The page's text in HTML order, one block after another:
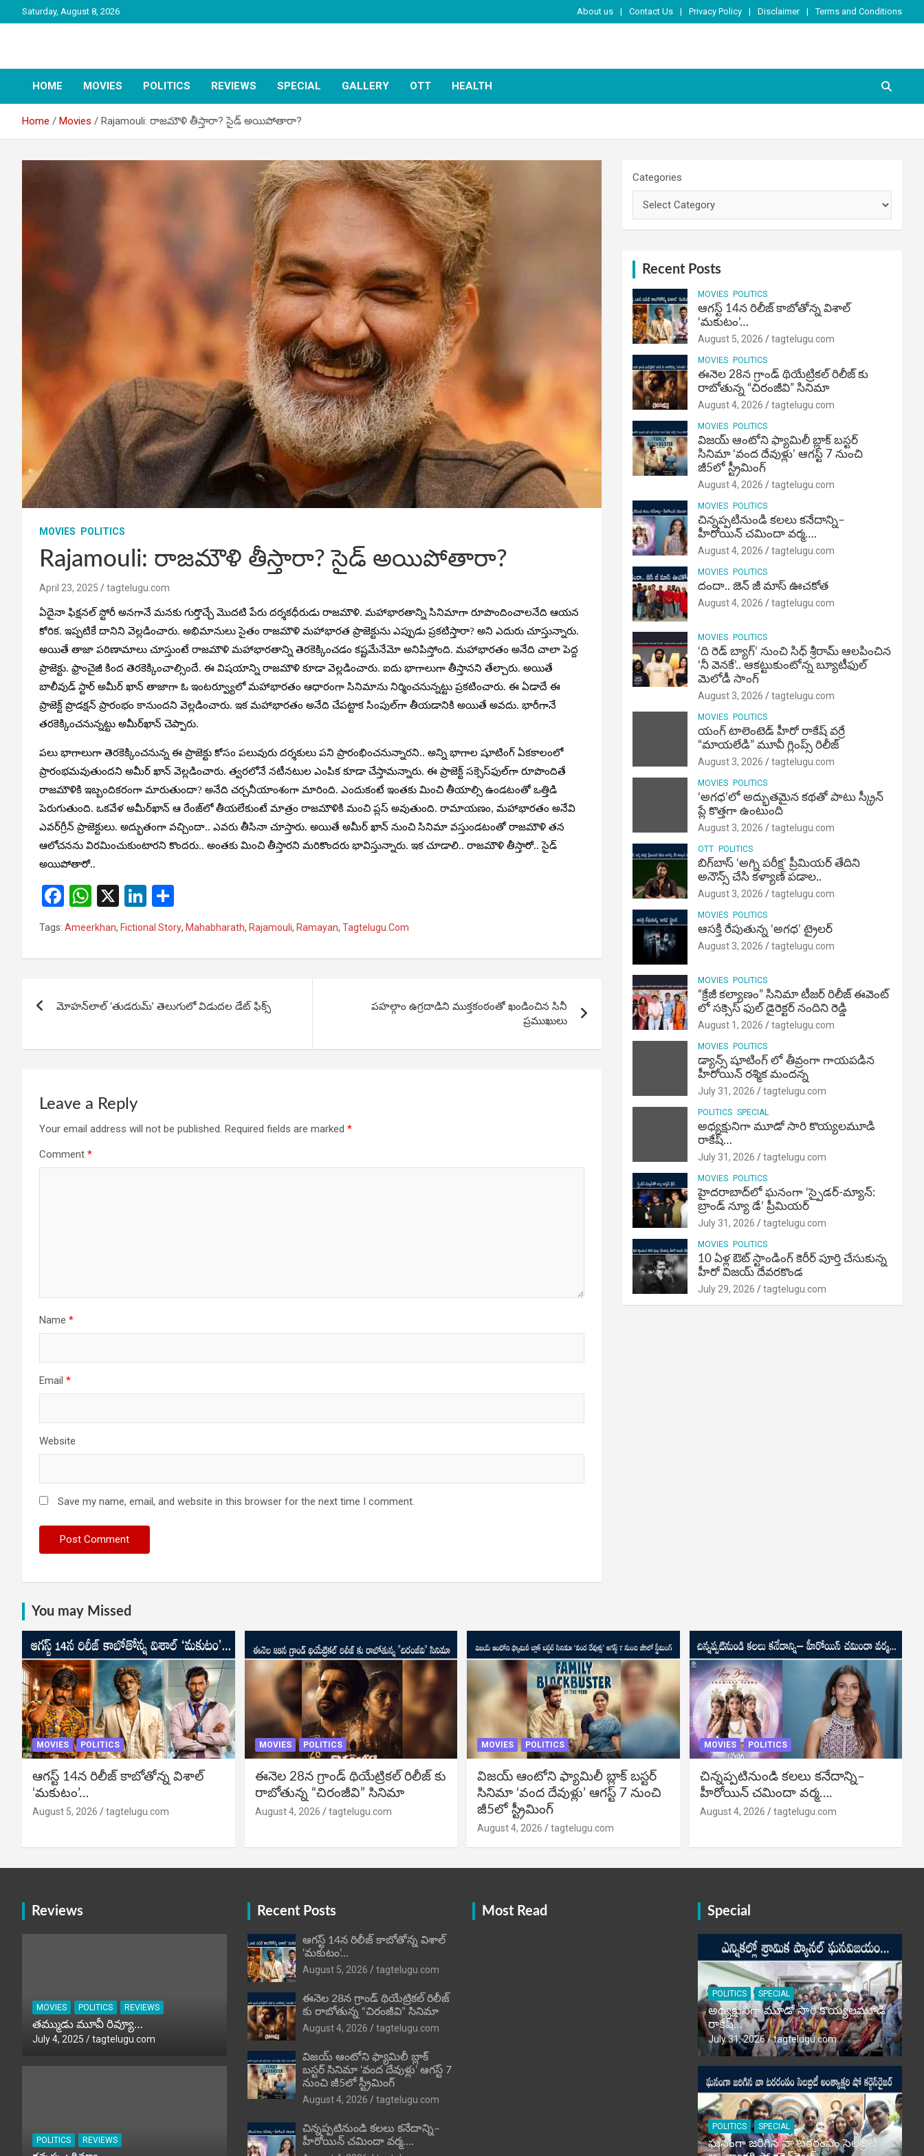
to
Saturday, August 8, 2026 About us Contact Us Privacy Policy Disclaimer Terms and Conditions
Tag Telugu
HOME MOVIES POLITICS REVIEWS SPECIAL GALLERY OTT HEALTH
Home Movies Rajamouli: రాజమౌళి తీస్తారా? సైడ్ అయిపోతారా?
MOVIES POLITICS
Rajamouli: రాజమౌళి తీస్తారా? సైడ్ అయిపోతారా?
April 23, 2025 tagtelugu.com
ఏదైనా ఫిక్షనల్ స్టోరీ అనగానే మనకు గుర్తొచ్చే మొదటి పేరు దర్శకధీరుడు రాజమౌళి. మహాభారతాన్ని సినిమాగా రూపొందించాలనేది ఆయన
కోరిక. ఇప్పటికే దానిని వెల్లడించారు. అభిమానులు సైతం రాజమౌళి మహాభారత ప్రాజెక్టును ఎప్పుడు ప్రకటిస్తారా? అని ఎదురు చూస్తున్నారు.
అయితే తాజా పరిణామాలు చూస్తుంటే రాజమౌళి మహాభారతాన్ని తెరకెక్కించడం కష్టమేనేమో అనిపిస్తోంది. మహాభారతం అనేది చాలా పెద్ద
ప్రాజెక్టు. ఫ్రాంచైజీ కింద తెరకెక్కించాల్సిందే. ఈ విషయాన్ని రాజమౌళి కూడా వెల్లడించారు. ఐదు భాగాలుగా తీస్తానని తేల్చారు. అయితే
బాలీవుడ్ స్టార్ అమీర్ ఖాన్ తాజాగా ఓ ఇంటర్వ్యూలో మహాభారతం ఆధారంగా సినిమాను నిర్మించనున్నట్టు ప్రకటించారు. ఈ ఏడాదే ఈ
ప్రాజెక్ట్ ప్రొడక్షన్ ప్రారంభం కానుందని వెల్లడించారు. ఇక మహాభారతం అనేది చేపట్టాక సింపుల్‌గా తీయడానికి అయితే అవదు. భారీగానే
తరకెక్కించనున్నట్టు అమీర్‌ఖాన్ చెప్పారు.
పలు భాగాలుగా తెరకెక్కించనున్న ఈ ప్రాజెక్టు కోసం పలువురు దర్శకులు పని ప్రారంభించనున్నారని.. అన్ని భాగాల షూటింగ్ ఏకకాలంలో
ప్రారంభమవుతుందని అమీర్ ఖాన్ వెల్లడించారు. త్వరలోనే నటీనటుల ఎంపిక కూడా చేస్తామన్నారు. ఈ ప్రాజెక్ట్ సక్సెస్‌ఫుల్‌గా రూపొందితే
రాజమౌళికి ఇబ్బందికరంగా మారుతుందా? అనేది చర్చనీయాంశంగా మారింది. ఎందుకంటే ఇంతకు మించి తీయాల్సి ఉండటంతో ఒత్తిడి
పెరుగుతుంది. ఒకవేళ అమీర్‌ఖాన్ ఆ రేంజ్‌లో తీయలేకుంటే మాత్రం రాజమౌళికి మంచి ప్లస్ అవుతుంది. రామాయణం, మహాభారతం అనేవి
ఎవర్‌గ్రీన్ ప్రాజెక్టులు. అద్భుతంగా వచ్చిందా.. ఎవరు తీసినా చూస్తారు. అయితే అమీర్ ఖాన్ నుంచి సినిమా వస్తుండటంతో రాజమౌళి తన
ఆలోచనను విరమించుకుంటారని కొందరు.. అంతకు మించి తీస్తారని మరికొందరు భావిస్తున్నారు. ఇక చూడాలి.. రాజమౌళి తీస్తారో.. సైడ్
అయిపోతారో..
F
a
ce
b
o
W
h
at
s
p
X
Li
n
ke
dI
ar
e
Tags: Ameerkhan, Fictional Story, Mahabharath, Rajamouli, Ramayan, Tagtelugu.Com
మోహన్‌లాల్ ‘తుడరుమ్’ తెలుగులో విడుదల డేట్ ఫిక్స్
పహల్గాం ఉగ్రదాడిని ముక్తకంఠంతో ఖండించిన సినీ
ప్రముఖులు
Leave a Reply
Your email address will not be published. Required fields are marked *
Comment *
Name *
Email *
Website
Save my name, email, and website in this browser for the next time I comment.
Categories
Recent Posts
MOVIES POLITICS
ఆగస్ట్ 14న రిలీజ్ కాబోతోన్న విశాల్
‘మకుటం’…
August 5, 2026 tagtelugu.com
MOVIES POLITICS
ఈనెల 28న గ్రాండ్ థియేట్రికల్ రిలీజ్ కు
రాబోతున్న “చిరంజీవి” సినిమా
August 4, 2026 tagtelugu.com
MOVIES POLITICS
విజ‌య్ ఆంటోని ఫ్యామిలీ బ్లాక్ బ‌స్ట‌ర్‌
సినిమా ‘వంద దేవుళ్లు’ ఆగస్ట్ 7 నుంచి
జీ5లో స్ట్రీమింగ్
August 4, 2026 tagtelugu.com
MOVIES POLITICS
చిన్నప్పటినుండి కలలు కనేదాన్ని–
హీరోయిన్‌ చమిందా వర్మ….
August 4, 2026 tagtelugu.com
MOVIES POLITICS
దందా.. జెన్ జీ మాస్ ఊచకోత
August 4, 2026 tagtelugu.com
MOVIES POLITICS
‘ది రెడ్ బ్యాగ్’ నుంచి సిధ్ శ్రీరామ్ ఆలపించిన
‘నీ వెనకే’.. ఆకట్టుకుంటోన్న బ్యూటీఫుల్
మెలోడీ సాంగ్
August 3, 2026 tagtelugu.com
MOVIES POLITICS
యంగ్ టాలెంటెడ్ హీరో రాకేష్ వర్రే
“మాయలేడి” మూవీ గ్లింప్స్ రిలీజ్
August 3, 2026 tagtelugu.com
MOVIES POLITICS
‘అగధ’లో అద్భుతమైన కథతో పాటు స్క్రీన్
ప్లే కొత్తగా ఉంటుంది
August 3, 2026 tagtelugu.com
OTT POLITICS
బిగ్‌బాస్ ‘అగ్ని ప‌రీక్ష‌’ ప్రీమియర్ తేదిని
అనౌన్స్ చేసి కళ్యాణ్ పడాల..
August 3, 2026 tagtelugu.com
MOVIES POLITICS
ఆసక్తి రేపుతున్న ‘అగధ’ ట్రైలర్
August 3, 2026 tagtelugu.com
MOVIES POLITICS
“క్రేజీ కల్యాణం” సినిమా టీజర్ రిలీజ్ ఈవెంట్
లో సక్సెస్ ఫుల్ డైరెక్టర్ నందిని రెడ్డి
August 1, 2026 tagtelugu.com
MOVIES POLITICS
డ్యాన్స్ షూటింగ్ లో తీవ్రంగా గాయపడిన
హీరోయిన్ రశ్మిక మందన్న
July 31, 2026 tagtelugu.com
POLITICS SPECIAL
అధ్యక్షునిగా మూడో సారి కొయ్యలమూడి
రాకేష్‌…
July 31, 2026 tagtelugu.com
MOVIES POLITICS
హైదరాబాద్‌లో ఘనంగా ‘స్పైడర్-మ్యాన్:
బ్రాండ్ న్యూ డే’ ప్రీమియర్
July 31, 2026 tagtelugu.com
MOVIES POLITICS
10 ఏళ్ల ఔట్ స్టాండింగ్ కెరీర్ పూర్తి చేసుకున్న
హీరో విజయ్ దేవరకొండ
July 29, 2026 tagtelugu.com
You may Missed
MOVIES POLITICS
ఆగస్ట్ 14న రిలీజ్ కాబోతోన్న విశాల్
‘మకుటం’…
August 5, 2026 tagtelugu.com
MOVIES POLITICS
ఈనెల 28న గ్రాండ్ థియేట్రికల్ రిలీజ్ కు
రాబోతున్న “చిరంజీవి” సినిమా
August 4, 2026 tagtelugu.com
MOVIES POLITICS
విజ‌య్ ఆంటోని ఫ్యామిలీ బ్లాక్ బ‌స్ట‌ర్‌
సినిమా ‘వంద దేవుళ్లు’ ఆగస్ట్ 7 నుంచి
జీ5లో స్ట్రీమింగ్
August 4, 2026 tagtelugu.com
MOVIES POLITICS
చిన్నప్పటినుండి కలలు కనేదాన్ని–
హీరోయిన్‌ చమిందా వర్మ….
August 4, 2026 tagtelugu.com
Reviews
MOVIES POLITICS REVIEWS
తమ్ముడు మూవీ రివ్యూ…
July 4, 2025 tagtelugu.com
POLITICS REVIEWS
Recent Posts
ఆగస్ట్ 14న రిలీజ్ కాబోతోన్న విశాల్
‘మకుటం’…
August 5, 2026
tagtelugu.com
ఈనెల 28న గ్రాండ్ థియేట్రికల్ రిలీజ్
కు రాబోతున్న “చిరంజీవి” సినిమా
August 4, 2026
tagtelugu.com
విజ‌య్ ఆంటోని ఫ్యామిలీ బ్లాక్
బ‌స్ట‌ర్‌ సినిమా ‘వంద దేవుళ్లు’ ఆగస్ట్ 7
నుంచి జీ5లో స్ట్రీమింగ్
August 4, 2026
tagtelugu.com
చిన్నప్పటినుండి కలలు కనేదాన్ని–
హీరోయిన్‌ చమిందా వర్మ….
Most Read Special
POLITICS SPECIAL
అధ్యక్షునిగా మూడో సారి కొయ్యలమూడి
రాకేష్‌…
July 31, 2026 tagtelugu.com
POLITICS SPECIAL
ఘనంగా జరిగిన వా టరరంపం సెలబ్రిటీ